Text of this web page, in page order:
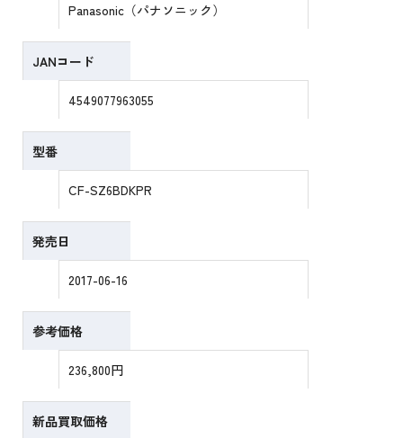
Panasonic（パナソニック）
JANコード
4549077963055
型番
CF-SZ6BDKPR
発売日
2017-06-16
参考価格
236,800円
新品買取価格